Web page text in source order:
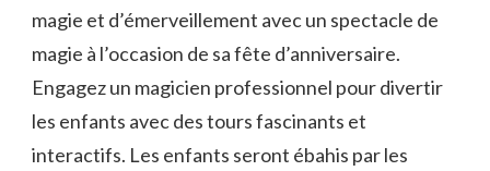
‍magie et d’émerveillement avec un spectacle de‍
magie ‍à l’occasion de sa fête d’anniversaire.
Engagez ​un ⁣magicien professionnel pour ⁣divertir
les enfants avec des tours fascinants et
interactifs. Les enfants seront ébahis‍ par⁤ les